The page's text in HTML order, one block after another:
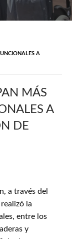
A
MÁS
A
DE
a través del
la
entre los
y